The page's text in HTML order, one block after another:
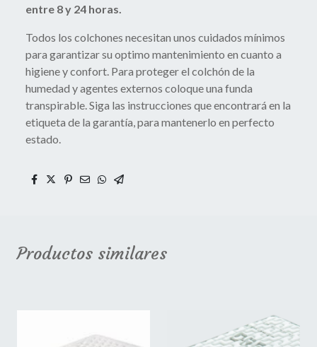
entre 8 y 24 horas.
Todos los colchones necesitan unos cuidados mínimos
para garantizar su optimo mantenimiento en cuanto a
higiene y confort. Para proteger el colchón de la
humedad y agentes externos coloque una funda
transpirable. Siga las instrucciones que encontrará en la
etiqueta de la garantía, para mantenerlo en perfecto
estado.
Productos similares